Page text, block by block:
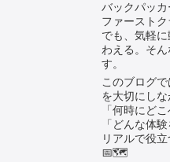
バックパッカ
ファーストク
でも、気軽
わえる。そ
す。
このブログ
を大切にしな
「何時にど
「どんな体
リアルで役
📅🗺️